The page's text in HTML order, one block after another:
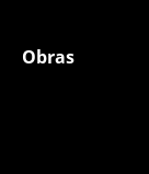
Obras